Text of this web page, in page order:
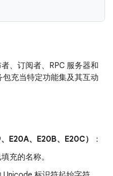
、订阅者、RPC 服务器和
充当特定功能集及其互动
E20A、E20B、E20C）
：
充的名称。